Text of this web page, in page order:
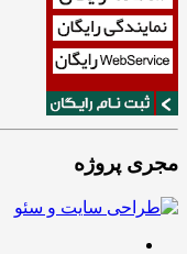
مجری پروژه